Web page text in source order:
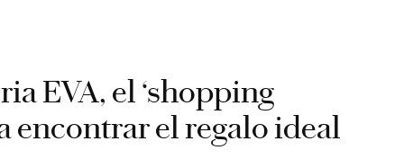
EVA, el ‘shopping
encontrar el regalo ideal